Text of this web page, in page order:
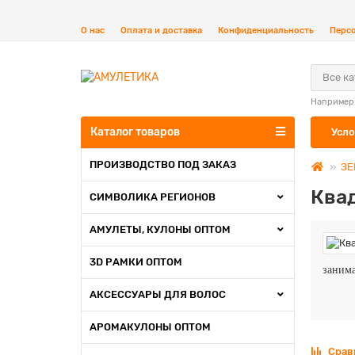
О нас Оплата и доставка Конфиденциальность
Все
Каталог товаров
ПРОИЗВОДСТВО ПОД ЗАКАЗ
СИМВОЛИКА РЕГИОНОВ
АМУЛЕТЫ, КУЛОНЫ ОПТОМ
3D РАМКИ ОПТОМ
АКСЕССУАРЫ ДЛЯ ВОЛОС
АРОМАКУЛОНЫ ОПТОМ